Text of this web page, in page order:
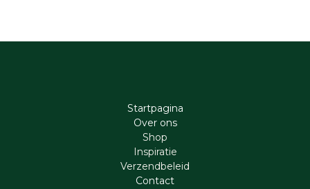
Startpagina
Ove​r​ ons
Shop
Inspiratie
Verzendbeleid
Cont​act